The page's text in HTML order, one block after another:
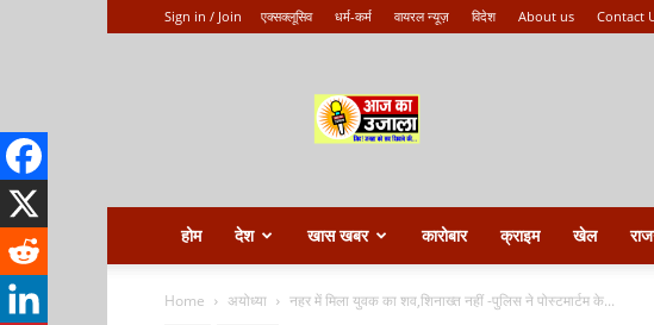
Sign in / Join एक्सक्लूसिव धर्म-कर्म वायरल न्यूज़ विदेश About us Contact
ka
ujala
होम देश खास खबर कारोबार क्राइम खेल
Home अयोध्या नहर में मिला युवक का शव,शिनाख्त नहीं -पुलिस ने पोस्टमार्टम के...